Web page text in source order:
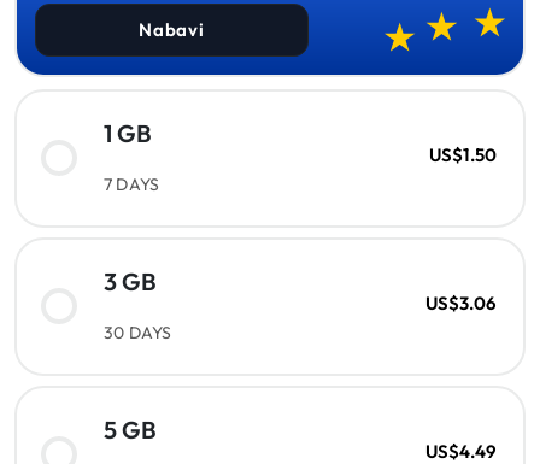
Nabavi
1 GB
7 DAYS
US$1.50
3 GB
30 DAYS
US$3.06
5 GB
US$4.49